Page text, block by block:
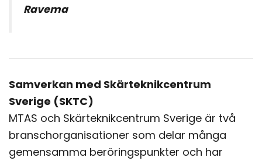
Ravema
Samverkan med Skärteknikcentrum
Sverige (SKTC)
MTAS och Skärteknikcentrum Sverige är två
branschorganisationer som delar många
gemensamma beröringspunkter och har